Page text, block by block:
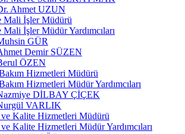
Ahmet UZUN
Mali İşler Müdürü
İşler Müdür Yardımcıları
GÜR
Demir SÜZEN
ÖZEN
Hizmetleri Müdürü
Hizmetleri Müdür Yardımcıları
DİLBAY ÇİÇEK
VARLIK
ve Kalite Hizmetleri Müdürü
Kalite Hizmetleri Müdür Yardımcıları